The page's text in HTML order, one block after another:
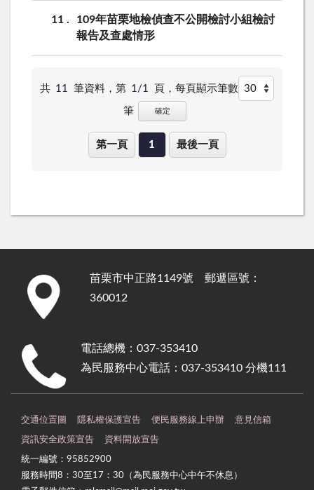
11
109年苗栗地檢偵查不公開檢討小組檢討
報告及查處情形
共 11 筆資料，第 1/1 頁， 每頁顯示筆數
筆 確定
第一頁 1 最後一頁
苗栗市中正路1149號 郵遞區號：
360012
電話總機：037-353410
為民服務中心電話：037-353410 分機111
交通位置圖 隱私權保護宣告 便民服務線上申辦 意見信箱
資訊安全政策宣告 資料開放宣告
統一編號：95852900
服務時間8：30至17：30（為民服務中心中午不休息）